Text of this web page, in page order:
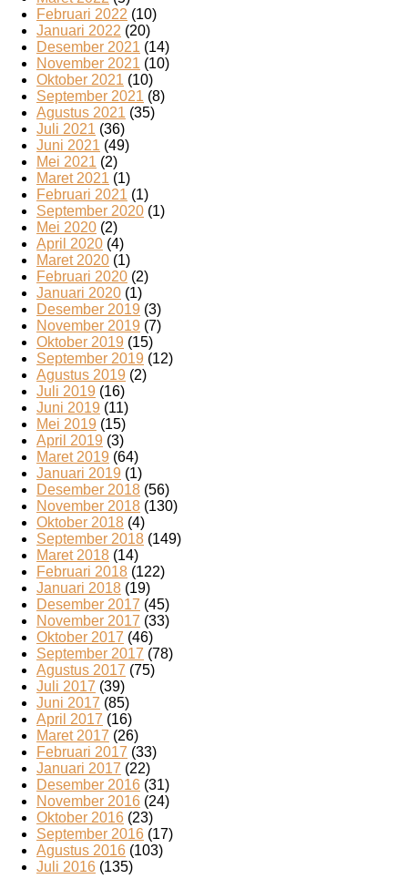
Februari 2022 (10)
Januari 2022 (20)
Desember 2021 (14)
November 2021 (10)
Oktober 2021 (10)
September 2021 (8)
Agustus 2021 (35)
Juli 2021 (36)
Juni 2021 (49)
Mei 2021 (2)
Maret 2021 (1)
Februari 2021 (1)
September 2020 (1)
Mei 2020 (2)
April 2020 (4)
Maret 2020 (1)
Februari 2020 (2)
Januari 2020 (1)
Desember 2019 (3)
November 2019 (7)
Oktober 2019 (15)
September 2019 (12)
Agustus 2019 (2)
Juli 2019 (16)
Juni 2019 (11)
Mei 2019 (15)
April 2019 (3)
Maret 2019 (64)
Januari 2019 (1)
Desember 2018 (56)
November 2018 (130)
Oktober 2018 (4)
September 2018 (149)
Maret 2018 (14)
Februari 2018 (122)
Januari 2018 (19)
Desember 2017 (45)
November 2017 (33)
Oktober 2017 (46)
September 2017 (78)
Agustus 2017 (75)
Juli 2017 (39)
Juni 2017 (85)
April 2017 (16)
Maret 2017 (26)
Februari 2017 (33)
Januari 2017 (22)
Desember 2016 (31)
November 2016 (24)
Oktober 2016 (23)
September 2016 (17)
Agustus 2016 (103)
Juli 2016 (135)